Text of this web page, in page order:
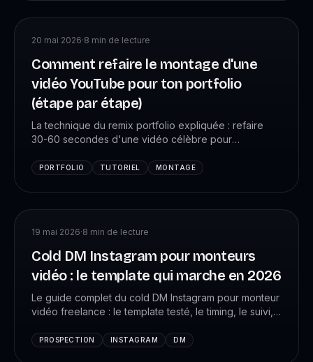
20 mai 2026·8 min de lecture
Comment refaire le montage d'une
vidéo YouTube pour ton portfolio
(étape par étape)
La technique du remix portfolio expliquée : refaire
30-60 secondes d'une vidéo célèbre pour
récupération des rushs, étalonnage. Légal, pratique,
PORTFOLIO TUTORIEL MONTAGE
19 mai 2026·8 min de lecture
Cold DM Instagram pour monteurs
vidéo : le template qui marche en 2026
Le guide complet du cold DM Instagram pour monteur
vidéo freelance : le template testé, le timing, le suivi,
concrets.
PROSPECTION INSTAGRAM DM